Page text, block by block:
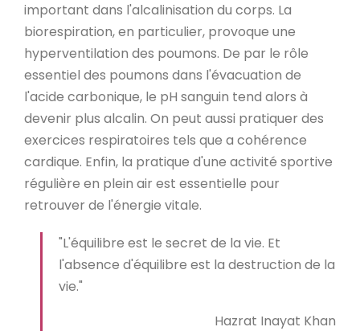
important dans l'alcalinisation du corps. La
biorespiration, en particulier, provoque une
hyperventilation des poumons. De par le rôle
essentiel des poumons dans l'évacuation de
l'acide carbonique, le pH sanguin tend alors à
devenir plus alcalin. On peut aussi pratiquer des
exercices respiratoires tels que a cohérence
cardique. Enfin, la pratique d'une activité sportive
régulière en plein air est essentielle pour
retrouver de l'énergie vitale.
"L'équilibre est le secret de la vie. Et
l'absence d'équilibre est la destruction de la
vie."
Hazrat Inayat Khan